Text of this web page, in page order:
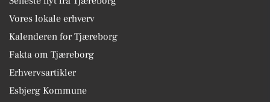
Vores lokale erhverv
Kalenderen for Tjæreborg
Fakta om Tjæreborg
Erhvervsartikler
Esbjerg Kommune